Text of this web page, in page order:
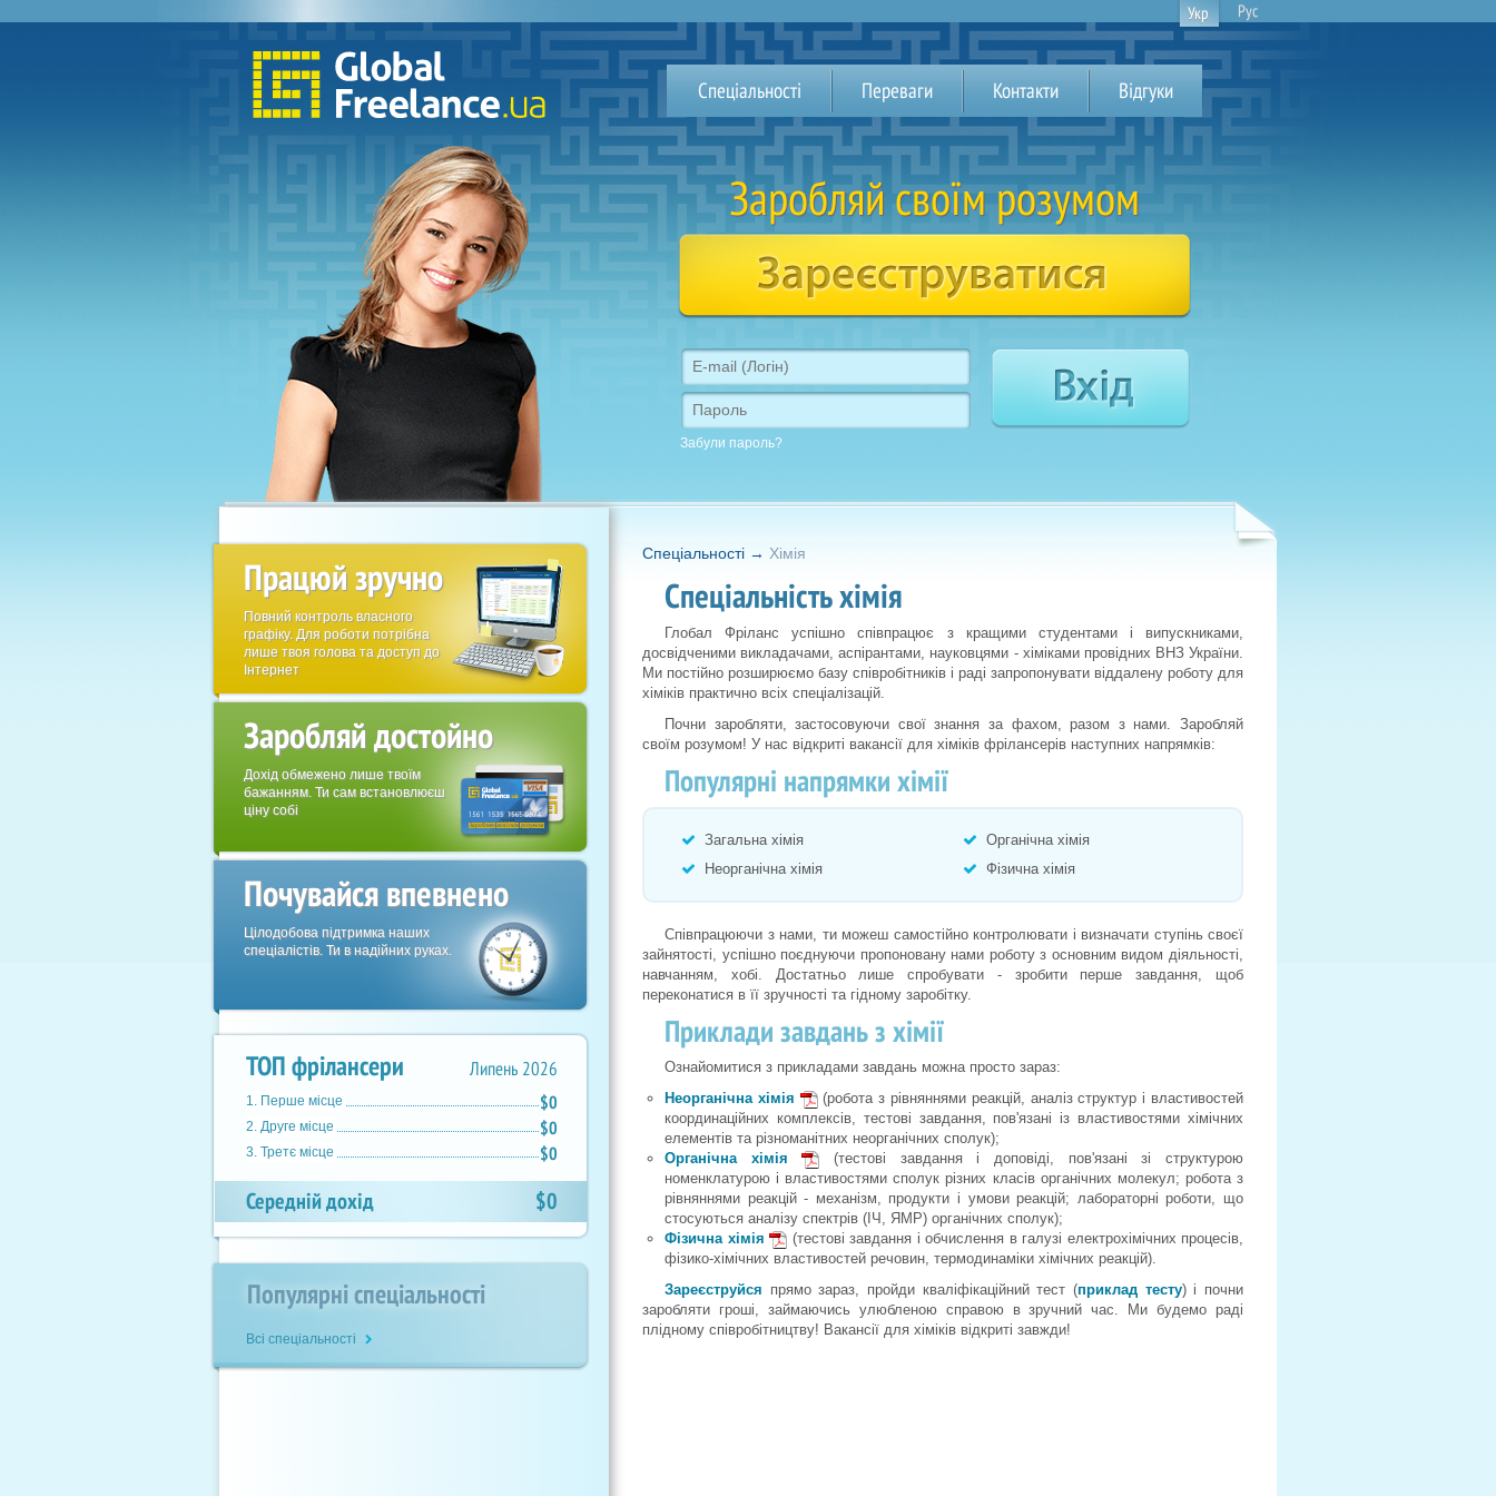
Укр Рус
Спеціальності Переваги Контакти Відгуки
Заробляй своїм розумом
Забули пароль?
Працюй зручно
Повний контроль власного
графіку. Для роботи потрібна
лише твоя голова та доступ до
Інтернет
Заробляй достойно
Дохід обмежено лише твоїм
бажанням. Ти сам встановлюєш
ціну собі
Почувайся впевнено
Цілодобова підтримка наших
спеціалістів. Ти в надійних руках.
Липень 2026
ТОП фрілансери
1. Перше мiсце $0
2. Друге мiсце $0
3. Третє місце $0
$0
Середній дохід
Популярні спеціальності
Всі спеціальності
Спецiальностi → Хімія
Cпеціальність хімія
Глобал Фріланс успішно співпрацює з кращими студентами і випускниками,
досвідченими викладачами, аспірантами, науковцями - хіміками провідних ВНЗ України.
Ми постійно розширюємо базу співробітників і раді запропонувати віддалену роботу для
хіміків практично всіх спеціалізацій.
Почни заробляти, застосовуючи свої знання за фахом, разом з нами. Заробляй
своїм розумом! У нас відкриті вакансії для хіміків фрілансерів наступних напрямків:
Популярні напрямки хімії
Загальна хімія
Неорганічна хімія
Органічна хімія
Фізична хімія
Співпрацюючи з нами, ти можеш самостійно контролювати і визначати ступінь своєї
зайнятості, успішно поєднуючи пропоновану нами роботу з основним видом діяльності,
навчанням, хобі. Достатньо лише спробувати - зробити перше завдання, щоб
переконатися в її зручності та гідному заробітку.
Приклади завдань з хімії
Ознайомитися з прикладами завдань можна просто зараз:
Неорганічна хімія
(робота з рівняннями реакцій, аналіз структур і властивостей
координаційних комплексів, тестові завдання, пов'язані із властивостями хімічних
елементів та різноманітних неорганічних сполук);
Органічна хімія
(тестові завдання і доповіді, пов'язані зі структурою
номенклатурою і властивостями сполук різних класів органічних молекул; робота з
рівняннями реакцій - механізм, продукти і умови реакцій; лабораторні роботи, що
стосуються аналізу спектрів (ІЧ, ЯМР) органічних сполук);
Фізична хімія
(тестові завдання і обчислення в галузі електрохімічних процесів,
фізико-хімічних властивостей речовин, термодинаміки хімічних реакцій).
Зареєструйся прямо зараз, пройди кваліфікаційний тест (приклад тесту) і почни
заробляти гроші, займаючись улюбленою справою в зручний час. Ми будемо раді
плідному співробітництву! Вакансії для хіміків відкриті завжди!